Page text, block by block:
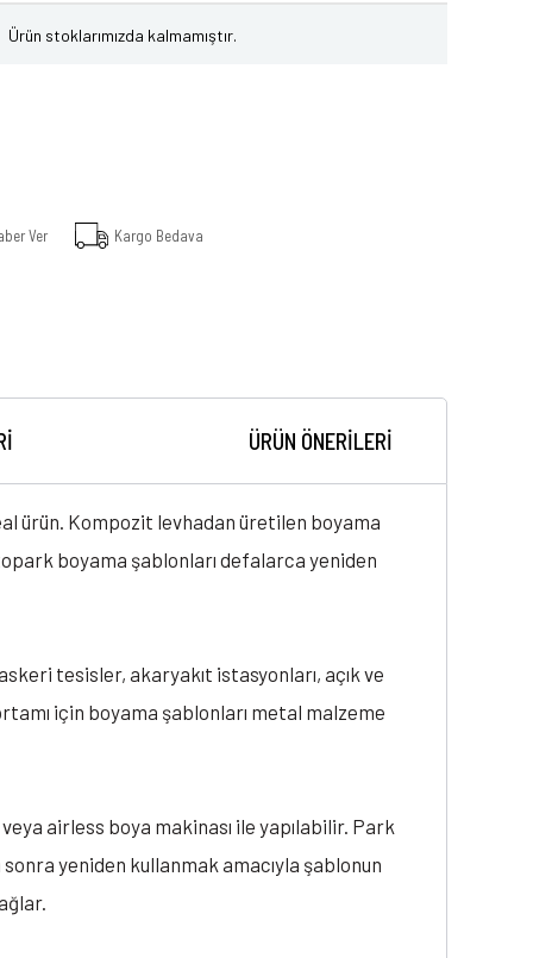
Ürün stoklarımızda kalmamıştır.
Ver Kargo Bedava
ÜRÜN ÖNERILERI
ürün. Kompozit levhadan üretilen boyama
boyama şablonları defalarca yeniden
tesisler, akaryakıt istasyonları, açık ve
için boyama şablonları metal malzeme
airless boya makinası ile yapılabilir. Park
yeniden kullanmak amacıyla şablonun